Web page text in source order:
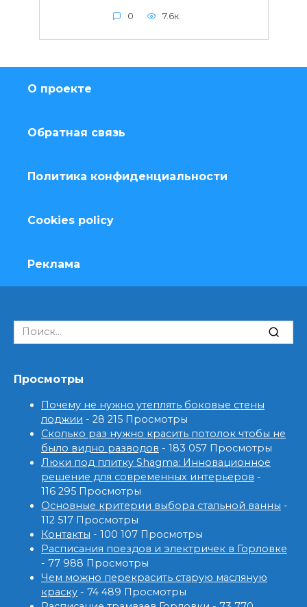
0 7.6к.
О проекте
Обратная связь
Политика конфиденциальности
Cookies policy
Реклама
Search
for:
Просмотры
Почему не нужно утеплять боковые стены
лоджии - 28 215 Просмотры
Сколько раз нужно красить потолок чтобы не
было видно разводов - 183 057 Просмотры
Люки под плитку Shagma: Инновационное
решение для современных интерьеров -
116 295 Просмотры
Основные критерии выбора стальной ванны -
112 517 Просмотры
Контакты - 100 107 Просмотры
Расписания поездов и электричек в Горловке
- 77 988 Просмотры
Чем можно перекрасить старую масляную
краску - 74 489 Просмотры